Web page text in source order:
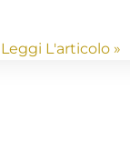
Leggi L'articolo »